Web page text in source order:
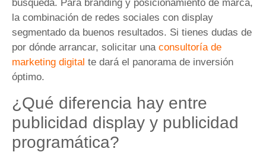
búsqueda. Para branding y posicionamiento de marca,
la combinación de redes sociales con display
segmentado da buenos resultados. Si tienes dudas de
por dónde arrancar, solicitar una consultoría de
marketing digital te dará el panorama de inversión
óptimo.
¿Qué diferencia hay entre
publicidad display y publicidad
programática?